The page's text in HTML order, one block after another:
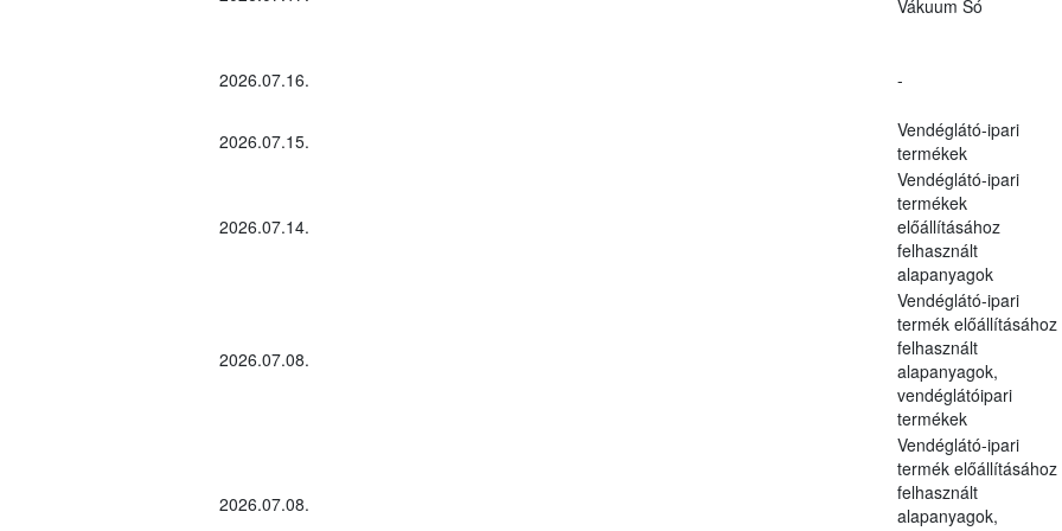
Vákuum Só
2026.07.16. -
2026.07.15.
Vendéglátó-ipari
termékek
2026.07.14.
Vendéglátó-ipari
termékek
előállításához
felhasznált
alapanyagok
2026.07.08.
Vendéglátó-ipari
termék előállításához
felhasznált
alapanyagok,
vendéglátóipari
termékek
2026.07.08.
Vendéglátó-ipari
termék előállításához
felhasznált
alapanyagok,